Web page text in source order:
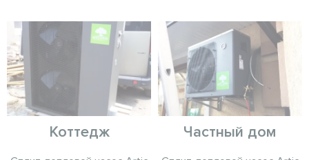
Коттедж Частный дом